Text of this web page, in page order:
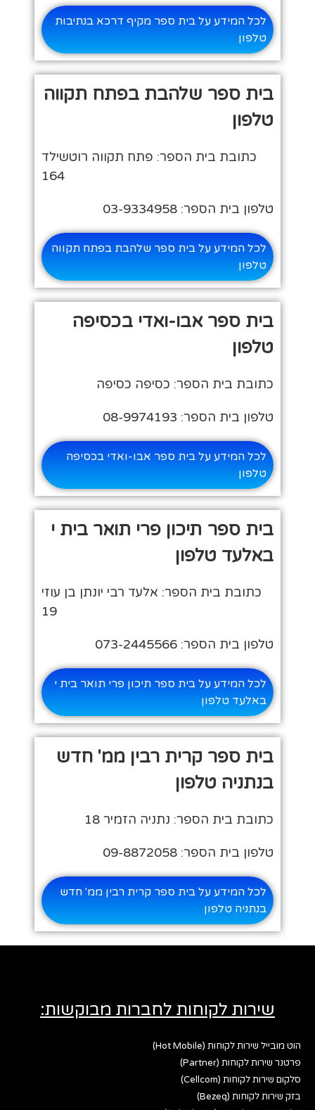
לכל המידע על בית ספר מקיף דרכא בנתיבות
טלפון
בית ספר שלהבת בפתח תקווה
טלפון
כתובת בית הספר: פתח תקווה רוטשילד
164
טלפון בית הספר: 03-9334958
לכל המידע על בית ספר שלהבת בפתח תקווה
טלפון
בית ספר אבו-ואדי בכסיפה
טלפון
כתובת בית הספר: כסיפה כסיפה
טלפון בית הספר: 08-9974193
לכל המידע על בית ספר אבו-ואדי בכסיפה
טלפון
בית ספר תיכון פרי תואר בית י
באלעד טלפון
כתובת בית הספר: אלעד רבי יונתן בן עוזי
19
טלפון בית הספר: 073-2445566
לכל המידע על בית ספר תיכון פרי תואר בית י
באלעד טלפון
בית ספר קרית רבין ממ' חדש
בנתניה טלפון
כתובת בית הספר: נתניה הזמיר 18
טלפון בית הספר: 09-8872058
לכל המידע על בית ספר קרית רבין ממ' חדש
בנתניה טלפון
שירות לקוחות לחברות מבוקשות:
הוט מובייל שירות לקוחות (Hot Mobile)
פרטנר שירות לקוחות (Partner)
סלקום שירות לקוחות (Cellcom)
בזק שירות לקוחות (Bezeq)